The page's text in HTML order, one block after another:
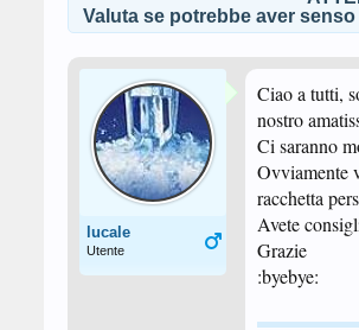
Valuta se potrebbe aver
lucale
Utente
Ciao a tutti,
nostro
Ci saranno
Ovviamente
racchetta
Avete
Grazie
:byebye: